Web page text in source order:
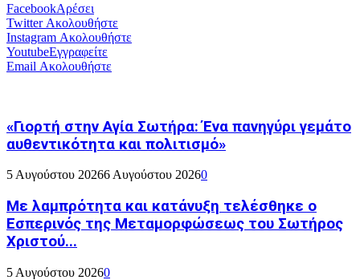
FacebookΑρέσει
TwitterΑκολουθήστε
Instagram Ακολουθήστε
YoutubeΕγγραφείτε
Email Ακολουθήστε
«Γιορτή στην Αγία Σωτήρα: Ένα πανηγύρι γεμάτο
αυθεντικότητα και πολιτισμό»
5 Αυγούστου 20266 Αυγούστου 20260
Με λαμπρότητα και κατάνυξη τελέσθηκε ο
Εσπερινός της Μεταμορφώσεως του Σωτήρος
Χριστού...
5 Αυγούστου 20260